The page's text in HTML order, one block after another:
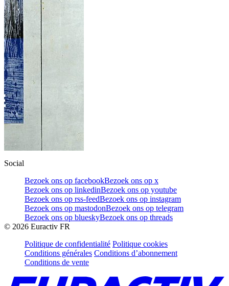
Social
Bezoek ons op facebookBezoek ons op x
Bezoek ons op linkedinBezoek ons op youtube
Bezoek ons op rss-feedBezoek ons op instagram
Bezoek ons op mastodonBezoek ons op telegram
Bezoek ons op blueskyBezoek ons op threads
© 2026 Euractiv FR
Politique de confidentialité Politique cookies
Conditions générales Conditions d’abonnement
Conditions de vente